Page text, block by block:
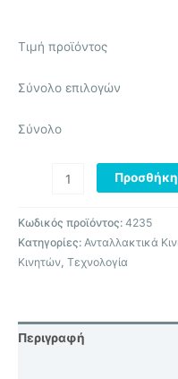
Τιμή προϊόντος
Σύνολο επιλογών
Σύνολο
Προσθήκη
Κωδικός προϊόντος: 4235
Κατηγορίες: Ανταλλακτικά
Κινητών, Τεχνολογία
Περιγραφή